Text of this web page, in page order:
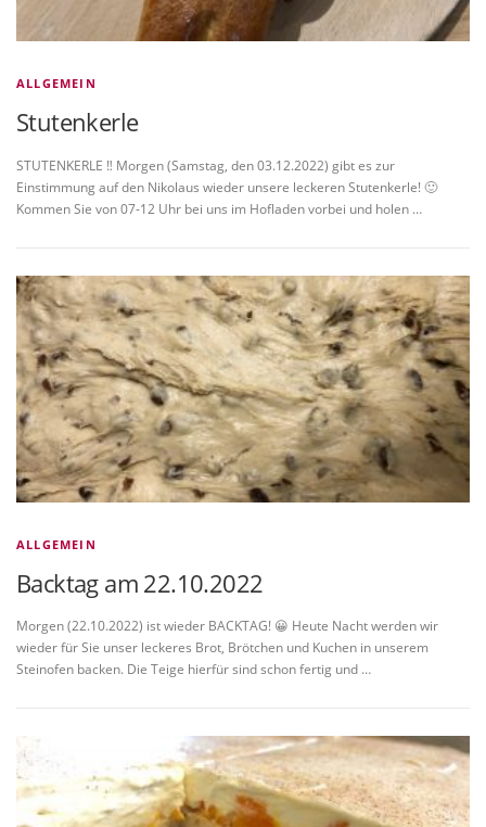
ALLGEMEIN
Stutenkerle
STUTENKERLE ‼️ Morgen (Samstag, den 03.12.2022) gibt es zur
Einstimmung auf den Nikolaus wieder unsere leckeren Stutenkerle! 🙂
Kommen Sie von 07-12 Uhr bei uns im Hofladen vorbei und holen …
ALLGEMEIN
Backtag am 22.10.2022
Morgen (22.10.2022) ist wieder BACKTAG! 😀 Heute Nacht werden wir
wieder für Sie unser leckeres Brot, Brötchen und Kuchen in unserem
Steinofen backen. Die Teige hierfür sind schon fertig und …